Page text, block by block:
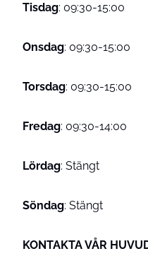
Tisdag: 09:30-15:00
Onsdag: 09:30-15:00
Torsdag: 09:30-15:00
Fredag: 09:30-14:00
Lördag: Stängt
Söndag: Stängt
KONTAKTA VÅR